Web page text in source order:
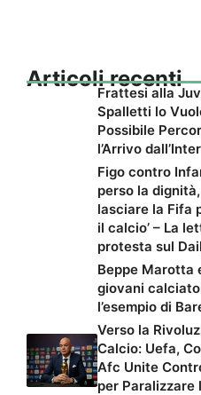
Articoli recenti
Frattesi alla
Spalletti lo
Possibile
l’Arrivo dall’Inter
Figo contro
perso la
lasciare la Fifa
il calcio’ – La
protesta sul
Beppe Marotta
giovani
l’esempio di
Verso la
Calcio: Uefa,
Afc Unite
per Paralizzare